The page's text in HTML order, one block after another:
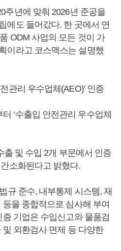
주년에 맞춰 2026년 준공을
에도 들어갔다. 한 곳에서 연
ODM 사업의 모든 것이 가
이라고 코스맥스는 설명했
관리 우수업체(AEO)’ 인증
‘수출입 안전관리 우수업체
출 및 수입 2개 부문에서 인증
소화된다고 밝혔다.
규 준수, 내부통제 시스템, 재
을 종합적으로 심사해 부여
기업은 수입신고와 물품검
외환검사 면제 등 다양한